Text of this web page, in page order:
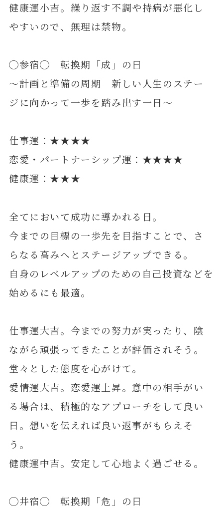
健康運小吉。繰り返す不調や持病が悪化し
やすいので、無理は禁物。
◯参宿◯ 転換期「成」の日
～計画と準備の周期 新しい人生のステー
ジに向かって一歩を踏み出す一日～
仕事運：★★★★
恋愛・パートナーシップ運：★★★★
健康運：★★★
全てにおいて成功に導かれる日。
今までの目標の一歩先を目指すことで、さ
らなる高みへとステージアップできる。
自身のレベルアップのための自己投資などを
始めるにも最適。
仕事運大吉。今までの努力が実ったり、陰
ながら頑張ってきたことが評価されそう。
堂々とした態度を心がけて。
愛情運大吉。恋愛運上昇。意中の相手がい
る場合は、積極的なアプローチをして良い
日。想いを伝えれば良い返事がもらえそ
う。
健康運中吉。安定して心地よく過ごせる。
◯井宿◯ 転換期「危」の日